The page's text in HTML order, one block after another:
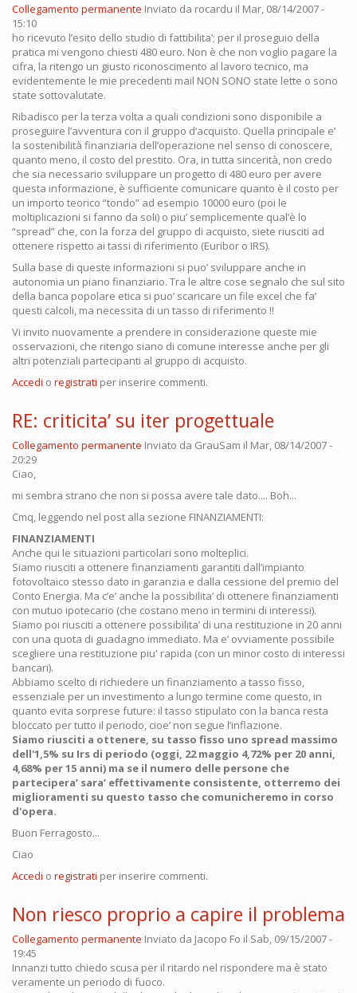
Collegamento permanente Inviato da rocardu il Mar, 08/14/2007 -
15:10
ho ricevuto l’esito dello studio di fattibilita’; per il proseguio della
pratica mi vengono chiesti 480 euro. Non è che non voglio pagare la
cifra, la ritengo un giusto riconoscimento al lavoro tecnico, ma
evidentemente le mie precedenti mail NON SONO state lette o sono
state sottovalutate.
Ribadisco per la terza volta a quali condizioni sono disponibile a
proseguire l’avventura con il gruppo d’acquisto. Quella principale e’
la sostenibilità finanziaria dell’operazione nel senso di conoscere,
quanto meno, il costo del prestito. Ora, in tutta sincerità, non credo
che sia necessario sviluppare un progetto di 480 euro per avere
questa informazione, è sufficiente comunicare quanto è il costo per
un importo teorico “tondo” ad esempio 10000 euro (poi le
moltiplicazioni si fanno da soli) o piu’ semplicemente qual’è lo
“spread” che, con la forza del gruppo di acquisto, siete riusciti ad
ottenere rispetto ai tassi di riferimento (Euribor o IRS).
Sulla base di queste informazioni si puo’ sviluppare anche in
autonomia un piano finanziario. Tra le altre cose segnalo che sul sito
della banca popolare etica si puo’ scaricare un file excel che fa’
questi calcoli, ma necessita di un tasso di riferimento !!
Vi invito nuovamente a prendere in considerazione queste mie
osservazioni, che ritengo siano di comune interesse anche per gli
altri potenziali partecipanti al gruppo di acquisto.
Accedi o registrati per inserire commenti.
RE: criticita’ su iter progettuale
Collegamento permanente Inviato da GrauSam il Mar, 08/14/2007 -
20:29
Ciao,
mi sembra strano che non si possa avere tale dato.... Boh...
Cmq, leggendo nel post alla sezione FINANZIAMENTI:
FINANZIAMENTI
Anche qui le situazioni particolari sono molteplici.
Siamo riusciti a ottenere finanziamenti garantiti dall’impianto
fotovoltaico stesso dato in garanzia e dalla cessione del premio del
Conto Energia. Ma c’e’ anche la possibilita’ di ottenere finanziamenti
con mutuo ipotecario (che costano meno in termini di interessi).
Siamo poi riusciti a ottenere possibilita’ di una restituzione in 20 anni
con una quota di guadagno immediato. Ma e’ ovviamente possibile
scegliere una restituzione piu' rapida (con un minor costo di interessi
bancari).
Abbiamo scelto di richiedere un finanziamento a tasso fisso,
essenziale per un investimento a lungo termine come questo, in
quanto evita sorprese future: il tasso stipulato con la banca resta
bloccato per tutto il periodo, cioe’ non segue l’inflazione.
Siamo riusciti a ottenere, su tasso fisso uno spread massimo
dell'1,5% su Irs di periodo (oggi, 22 maggio 4,72% per 20 anni,
4,68% per 15 anni) ma se il numero delle persone che
partecipera’ sara’ effettivamente consistente, otterremo dei
miglioramenti su questo tasso che comunicheremo in corso
d'opera.
Buon Ferragosto...
Ciao
Accedi o registrati per inserire commenti.
Non riesco proprio a capire il problema
Collegamento permanente Inviato da Jacopo Fo il Sab, 09/15/2007 -
19:45
Innanzi tutto chiedo scusa per il ritardo nel rispondere ma è stato
veramente un periodo di fuoco.